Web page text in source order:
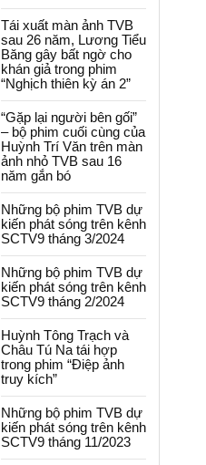
Tái xuất màn ảnh TVB
sau 26 năm, Lương Tiểu
Băng gây bất ngờ cho
khán giả trong phim
“Nghịch thiên kỳ án 2”
“Gặp lại người bên gối”
– bộ phim cuối cùng của
Huỳnh Trí Văn trên màn
ảnh nhỏ TVB sau 16
năm gắn bó
Những bộ phim TVB dự
kiến phát sóng trên kênh
SCTV9 tháng 3/2024
Những bộ phim TVB dự
kiến phát sóng trên kênh
SCTV9 tháng 2/2024
Huỳnh Tông Trạch và
Châu Tú Na tái hợp
trong phim “Điệp ảnh
truy kích”
Những bộ phim TVB dự
kiến phát sóng trên kênh
SCTV9 tháng 11/2023